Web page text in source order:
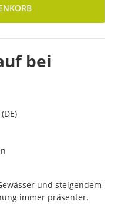
bei
und steigendem
immer präsenter.